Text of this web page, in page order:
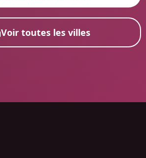
Voir toutes les villes